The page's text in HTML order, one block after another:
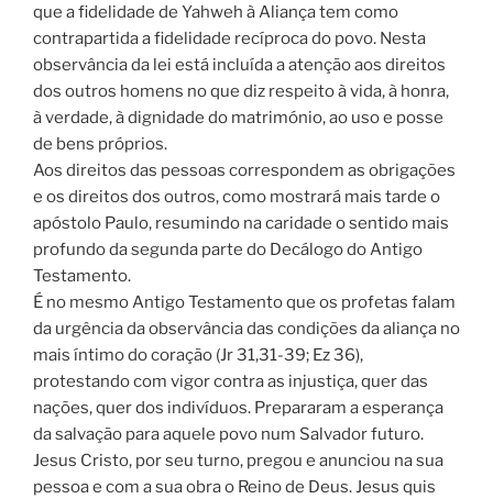
que a fidelidade de Yahweh à Aliança tem como
contrapartida a fidelidade recíproca do povo. Nesta
observância da lei está incluída a atenção aos direitos
dos outros homens no que diz respeito à vida, à honra,
à verdade, à dignidade do matrimónio, ao uso e posse
de bens próprios.
Aos direitos das pessoas correspondem as obrigações
e os direitos dos outros, como mostrará mais tarde o
apóstolo Paulo, resumindo na caridade o sentido mais
profundo da segunda parte do Decálogo do Antigo
Testamento.
É no mesmo Antigo Testamento que os profetas falam
da urgência da observância das condições da aliança no
mais íntimo do coração (Jr 31,31-39; Ez 36),
protestando com vigor contra as injustiça, quer das
nações, quer dos indivíduos. Prepararam a esperança
da salvação para aquele povo num Salvador futuro.
Jesus Cristo, por seu turno, pregou e anunciou na sua
pessoa e com a sua obra o Reino de Deus. Jesus quis